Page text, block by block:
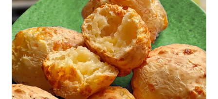
academia, ou até mesmo um jantar leve e saudável, o
Omelete de Vegetais na Airfryer é um sucesso, sem
falar que é cheio de benefícios. Com uma combinação